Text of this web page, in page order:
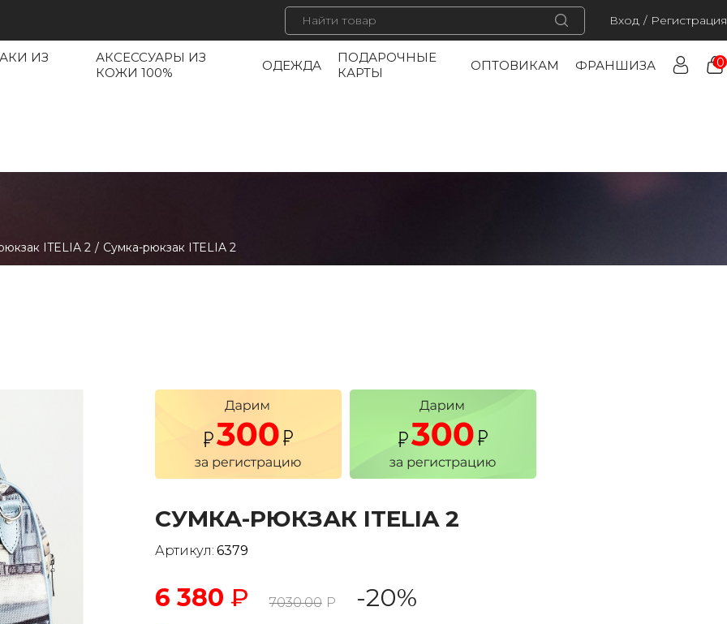
Вход / Регистрация
ИЗ
АКСЕССУАРЫ ИЗ
КОЖИ 100%
ОДЕЖДА
ПОДАРОЧНЫЕ
КАРТЫ
ОПТОВИКАМ ФРАНШИЗА 0
ITELIA 2 / Сумка-рюкзак ITELIA 2
СУМКА-РЮКЗАК ITELIA 2
Артикул: 6379
6 380 ₽ 7030.00 Р -20%